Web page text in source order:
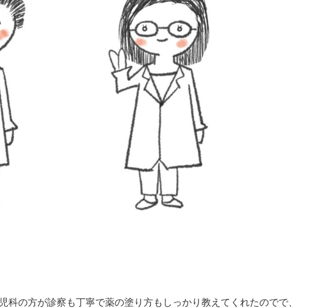
科の方が診察も丁寧で薬の塗り方もしっかり教えてくれたのでで、